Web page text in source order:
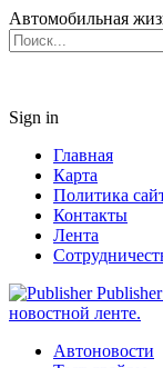
Автомобильная
Sign in
Главная
Карта
Политика
Контакты
Лента
новостной ленте.
Автоновости